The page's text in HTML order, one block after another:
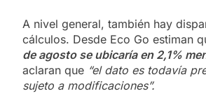
A nivel general​, también hay
cálculos. Desde Eco Go estiman
de agosto se ubicaría en 2,1%
aclaran que “el dato es todavía
sujeto a modificaciones”.